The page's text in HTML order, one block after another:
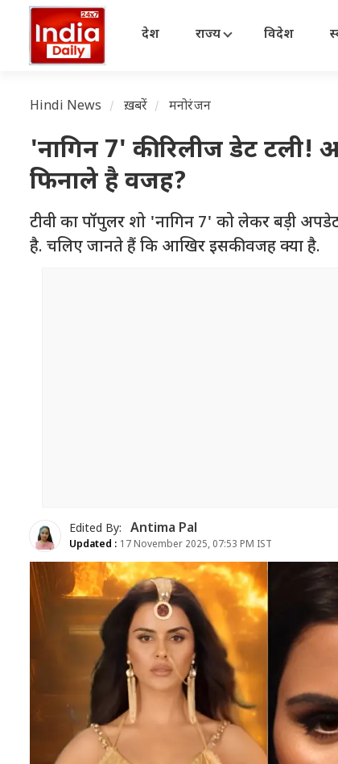
देश राज्य विदेश
Hindi News ख़बरें मनोरंजन
'नागिन 7' की रिलीज डेट
फिनाले है वजह?
टीवी का पॉपुलर शो 'नागिन 7' को लेकर बड़ी
है. चलिए जानते हैं कि आखिर इसकी वजह क्या है.
Edited By: Antima Pal
Updated : 17 November 2025, 07:53 PM IST